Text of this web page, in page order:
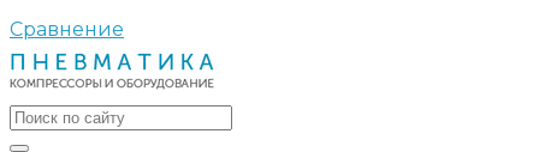
Сравнение